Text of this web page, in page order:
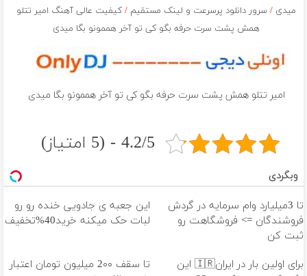
میدی /سرور دانلود پرسرعت و لینک مستقیم /کیفیت عالی آهنگ امیر تتلو
همش پشت سرت حرفه بگو کی تو آخر هممونو بگا میدی
امیر تتلو همش پشت سرت حرفه بگو کی تو آخر هممونو بگا میدی
4.2/5 - (5 امتیاز)
وبگردی
تا 3میلیارد وام سرمایه در گردش
فروشندگان => فروشگاهت رو
ثبت کن
این جعبه ی جادویی خنده رو رو
لبات حک میکنه خرید40%تخفیف
برای اولین بار در ایران🇮🇷 این
تا سقف 2۰۰ میلیون تومان اعتبار